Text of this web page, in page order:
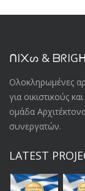
ᑎI᙭ᔕ &
Oλοκληρωμένες
για οικιστικούς
ομάδα
συνεργατών.
LATEST